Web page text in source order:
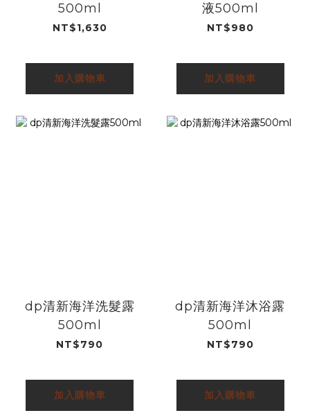
500ml
NT$1,630
加入購物車
液500ml
NT$980
加入購物車
dp清新海洋洗髮露
500ml
NT$790
加入購物車
dp清新海洋沐浴露
500ml
NT$790
加入購物車